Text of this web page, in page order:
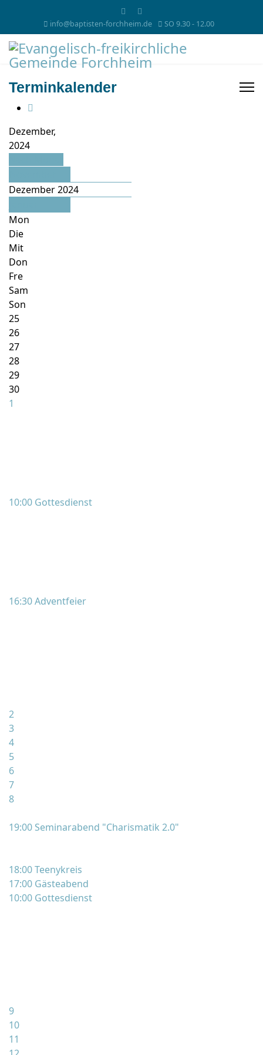
info@baptisten-forchheim.de SO 9.30 - 12.00
Terminkalender
Dezember,
2024
Dezember 2024
Mon
Die
Mit
Don
Fre
Sam
Son
25
26
27
28
29
30
1
10:00 Gottesdienst
16:30 Adventfeier
2
3
4
5
6
7
8
19:00 Seminarabend "Charismatik 2.0"
18:00 Teenykreis
17:00 Gästeabend
10:00 Gottesdienst
9
10
11